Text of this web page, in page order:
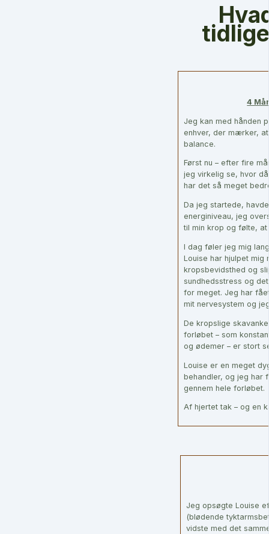
4
Jeg kan med hånden
enhver, der mærker,
balance.
Først nu – efter fire
jeg virkelig se, hvor
har det så meget
Da jeg startede,
energiniveau, jeg
til min krop og følte,
I dag føler jeg mig
Louise har hjulpet
kropsbevidsthed og
sundhedsstress og
for meget. Jeg har
mit nervesystem og
De kropslige
forløbet – som
og ødemer – er stort
Louise er en meget
behandler, og jeg har
gennem hele forløbet.
Af hjertet tak – og en
Jeg opsøgte Louise
(blødende
vidste med det